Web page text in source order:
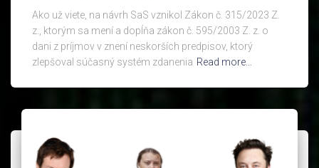
Ako už viete, na návrh SaS vznikol Zákon č. 315/2023 Z.
z., ktorým sa mení a dopĺňa zákon č. 595/2003 Z. z. o
dani z príjmov v znení neskorších predpisov, ktorý
zlepšoval súčasný systém zdanenia Read more…